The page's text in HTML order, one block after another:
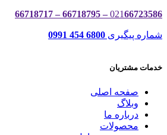
02166723586 – 66718795 – 66718717
شماره پیگیری 6800 454 0991
خدمات مشتریان
صفحه اصلی
وبلاگ
درباره ما
محصولات